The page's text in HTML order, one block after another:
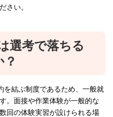
さい。
選考で落ちる
を結ぶ制度であるため、一般就
。面接や作業体験が一般的な
回の体験実習が設けられる場